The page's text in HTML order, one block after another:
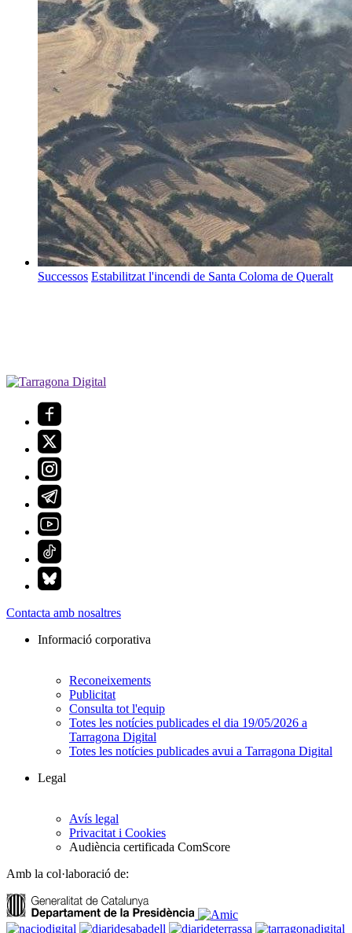
Successos Estabilitzat l'incendi de Santa Coloma de Queralt
Contacta amb nosaltres
Informació corporativa
Reconeixements
Publicitat
Consulta tot l'equip
Totes les notícies publicades el dia 19/05/2026 a
Tarragona Digital
Totes les notícies publicades avui a Tarragona Digital
Legal
Avís legal
Privacitat i Cookies
Audiència certificada ComScore
Amb la col·laboració de: